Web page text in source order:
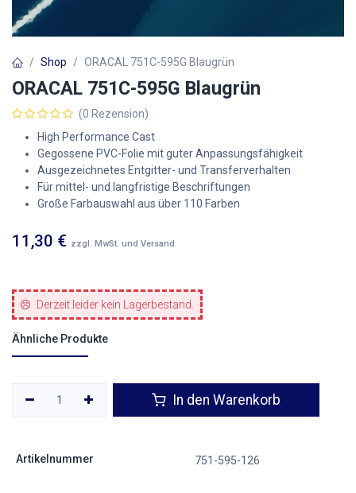
Shop ORACAL 751C-595G Blaugrün
ORACAL 751C-595G Blaugrün
(0 Rezension)
High Performance Cast
Gegossene PVC-Folie mit guter Anpassungsfähigkeit
Ausgezeichnetes Entgitter- und Transferverhalten
Für mittel- und langfristige Beschriftungen
Große Farbauswahl aus über 110 Farben
11,30 € zzgl. MwSt. und Versand
Derzeit leider kein Lagerbestand.
Ähnliche Produkte
In den Warenkorb
Artikelnummer 751-595-126